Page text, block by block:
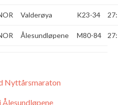
Valderøya K23-34
Ålesundløpene M80-84
Nyttårsmaraton